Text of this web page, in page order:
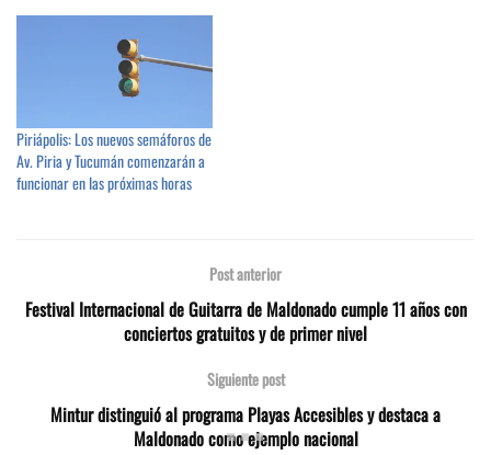
Piriápolis: Los nuevos semáforos de
Av. Piria y Tucumán comenzarán a
funcionar en las próximas horas
Post anterior
Festival Internacional de Guitarra de Maldonado cumple 11 años con
conciertos gratuitos y de primer nivel
Siguiente post
Mintur distinguió al programa Playas Accesibles y destaca a
Maldonado como ejemplo nacional